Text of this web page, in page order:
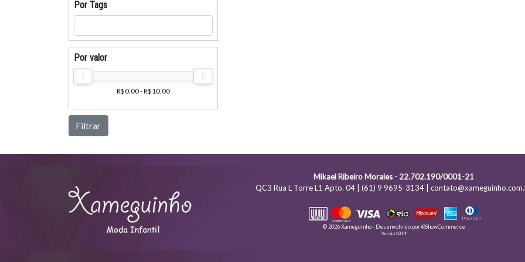
Por Tags
Por valor
R$0.00 - R$10.00
Filtrar
Mikael Ribeiro Morales - 22.702.190/0001-21
QC3 Rua L Torre L1 Apto. 04 | (61) 9 9695-3134 |
© 2026 Xameguinho - Desenvolvido por@ShowCommerce
Versão 1.0.19